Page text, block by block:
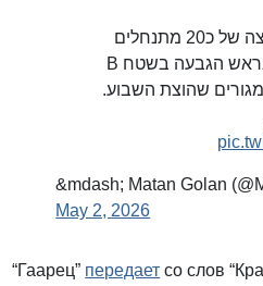
בתיעוד נוסף נראית קבוצה של כ20 מתנחלים
מתגודדים ליד המאחז בראש הגבעה בשטח B
שהוצת השבוע.
&mdash; Matan Golan
May 2, 2026
“Гаарец” передает со слов